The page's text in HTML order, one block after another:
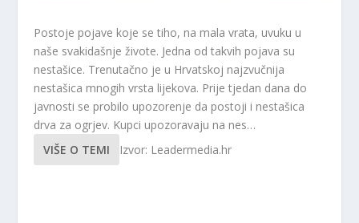
Postoje pojave koje se tiho, na mala vrata, uvuku u
naše svakidašnje živote. Jedna od takvih pojava su
nestašice. Trenutačno je u Hrvatskoj najzvučnija
nestašica mnogih vrsta lijekova. Prije tjedan dana do
javnosti se probilo upozorenje da postoji i nestašica
drva za ogrjev. Kupci upozoravaju na nes…
VIŠE O TEMI
Izvor: Leadermedia.hr